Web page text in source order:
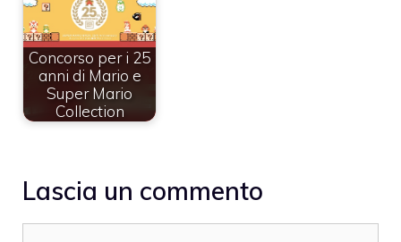
Concorso per i 25
anni di Mario e
Super Mario
Collection
Lascia un commento